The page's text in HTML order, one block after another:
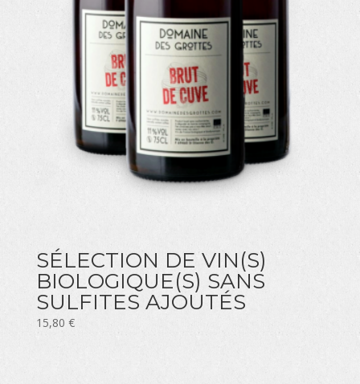
SÉLECTION DE VIN(S)
BIOLOGIQUE(S) SANS
SULFITES AJOUTÉS
15,80 €